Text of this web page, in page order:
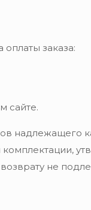
заказа:
сайте.
надлежащего
не